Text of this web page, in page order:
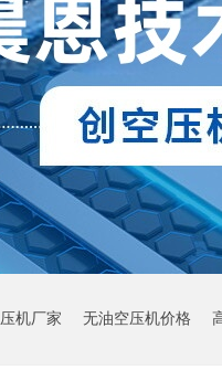
机厂家 无油空压机价格